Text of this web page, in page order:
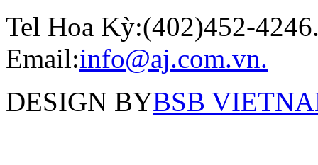
Tel Hoa Kỳ:(402)452-
Email:info@aj.com.vn.
DESIGN BYBSB